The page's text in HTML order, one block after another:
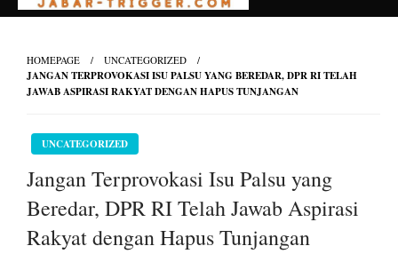
HOMEPAGE UNCATEGORIZED
JANGAN TERPROVOKASI ISU PALSU YANG BEREDAR, DPR RI TELAH
JAWAB ASPIRASI RAKYAT DENGAN HAPUS TUNJANGAN
UNCATEGORIZED
Jangan Terprovokasi Isu Palsu yang
Beredar, DPR RI Telah Jawab Aspirasi
Rakyat dengan Hapus Tunjangan